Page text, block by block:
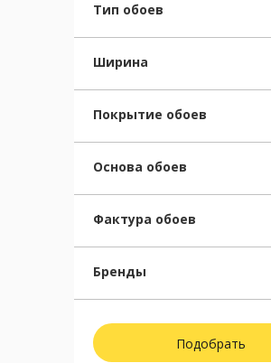
Тип обоев
Ширина
Покрытие обоев
Основа обоев
Фактура обоев
Бренды